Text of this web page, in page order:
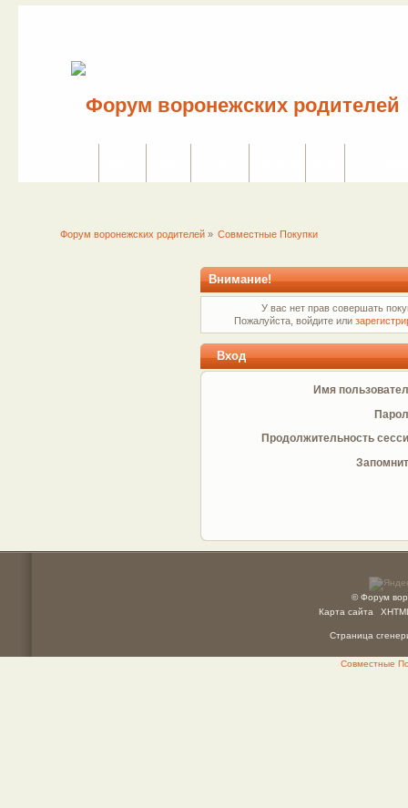
Форум воронежских родителей» Совместные Покупки
Внимание!
У вас нет прав совершать
Пожалуйста, войдите или
Вход
Имя
Продолжительность
© Форум
Карта сайта
Страница
Совместные